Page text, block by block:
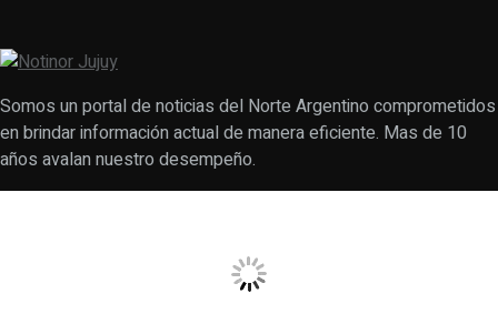
Somos un portal de noticias del Norte Argentino comprometidos
en brindar información actual de manera eficiente. Mas de 10
años avalan nuestro desempeño.